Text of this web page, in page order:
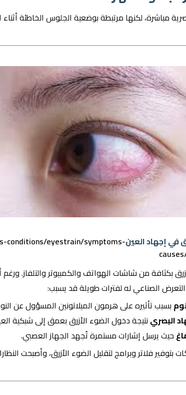
مباشرة، لكنها مرتبطة بوضعية الجلوس الخاطئة
في إجهاد العينconditions/eyestrain/symptoms-
بكثافة من شاشات الهواتف والكمبيوتر والتلفاز.
الصناعي له لفترات طويلة قد يسبب:
بسبب تأثيره على هرمون الميلاتونين المسؤول عن
البصرينتيجة دخول الضوء الأزرق بعمق إلى شبكية
حيث يرسل إشارات مستمرة تُجهد الجهاز العصبي.
بتوفير فلاتر وبرامج لتقليل الضوء الأزرق، وأصبحت